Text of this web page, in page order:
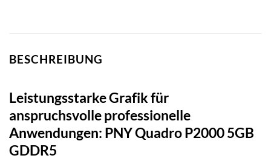
BESCHREIBUNG
Leistungsstarke Grafik für
anspruchsvolle professionelle
Anwendungen: PNY Quadro P2000 5GB
GDDR5